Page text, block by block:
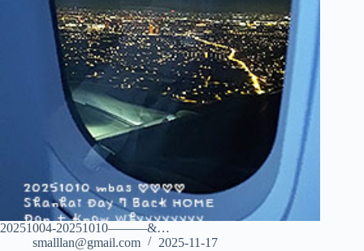
20251004-20251010———&…
smalllan@gmail.com
2025-11-17